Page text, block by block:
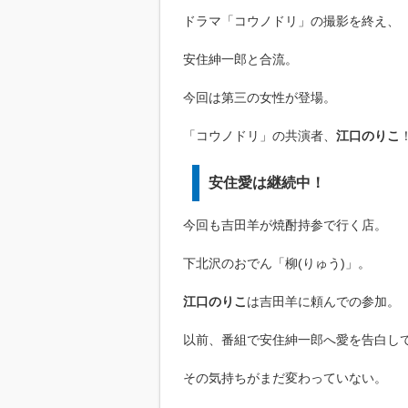
ドラマ「コウノドリ」の撮影を終え、
安住紳一郎と合流。
今回は第三の女性が登場。
「コウノドリ」の共演者、 江口のりこ ！
安住愛は継続中！
今回も吉田羊が焼酎持参で行く店。
下北沢のおでん「柳(りゅう)」。
江口のりこ は吉田羊に頼んでの参加。
以前、番組で安住紳一郎へ愛を告白し
その気持ちがまだ変わっていない。